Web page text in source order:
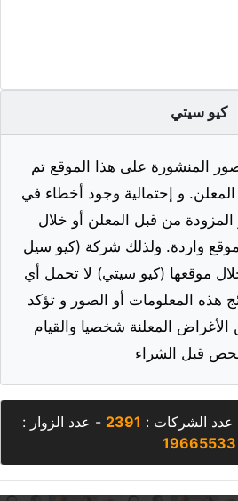
كيو سيتي
المنشورة على هذا الموقع تم
و إحتمالية وجود أخطاء في
المزودة من قبل المعلن أو خلال
واردة. ولذلك شركة (كيو سيل
موقعها (كيو سيتي) لا تحمل أي
هذه المعلومات أو الصور و تؤكد
المعلنة شخصيا والقيام
الشركات : 2391 - عدد الزوار :
19665533